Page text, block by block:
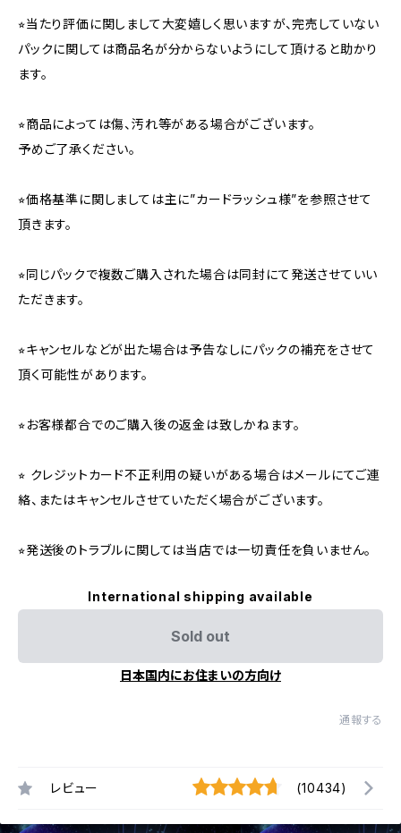
⭐︎当たり評価に関しまして大変嬉しく思いますが、完売していない
パックに関しては商品名が分からないようにして頂けると助かり
ます。
⭐︎商品によっては傷、汚れ等がある場合がございます。
予めご了承ください。
⭐︎価格基準に関しましては主に”カードラッシュ様”を参照させて
頂きます。
⭐︎同じパックで複数ご購入された場合は同封にて発送させていい
ただきます。
⭐︎キャンセルなどが出た場合は予告なしにパックの補充をさせて
頂く可能性があります。
⭐︎お客様都合でのご購入後の返金は致しかねます。
⭐︎ クレジットカード不正利用の疑いがある場合はメールにてご連
絡、またはキャンセルさせていただく場合がございます。
⭐︎発送後のトラブルに関しては当店では一切責任を負いません。
International shipping available
Sold out
日本国内にお住まいの方向け
通報する
レビュー (10434)